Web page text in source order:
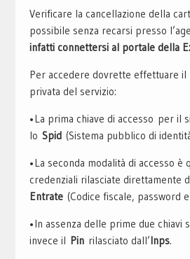
Verificare la cancellazione della
possibile senza recarsi presso
infatti connettersi al portale della
Per accedere dovrette effettuare il
privata del servizio:
•La prima chiave di accesso per il
lo Spid (Sistema pubblico di
•La seconda modalità di accesso è
credenziali rilasciate direttamente
Entrate(Codice fiscale, password e
•In assenza delle prime due chiavi
invece il Pinrilasciato dall’Inps.